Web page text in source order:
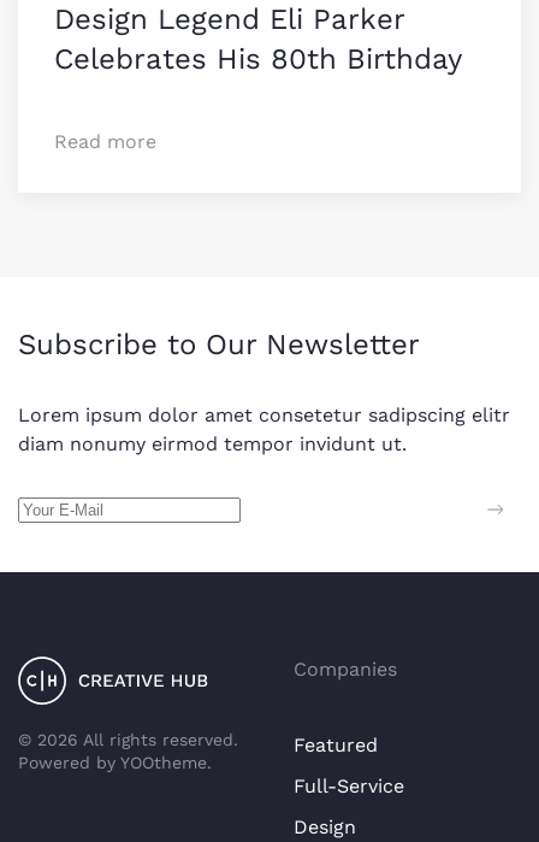
Design Legend Eli Parker
Celebrates His 80th Birthday
Read more
Subscribe to Our Newsletter
Lorem ipsum dolor amet consetetur sadipscing elitr
diam nonumy eirmod tempor invidunt ut.
© 2026 All rights reserved.
Powered by YOOtheme.
Companies
Featured
Full-Service
Design